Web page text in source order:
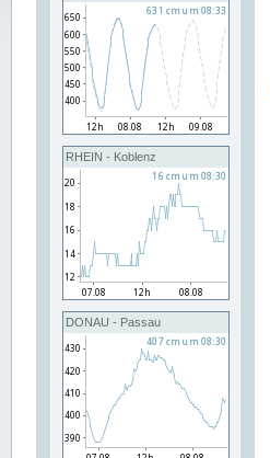
RHEIN - Koblenz
DONAU - Passau